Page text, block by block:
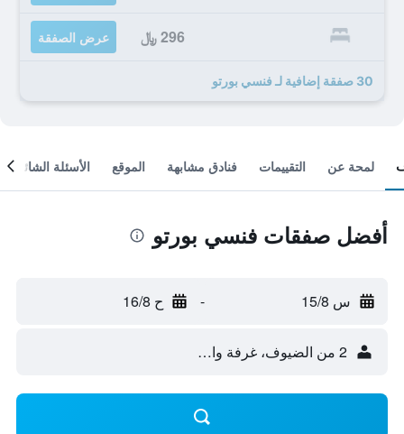
296 ﷼ عرض الصفقة
30 صفقة إضافية لـ فنسي بورتو
لمحة عن التقييمات فنادق مشابهة الموقع الأسئلة الشائعة
أفضل صفقات فنسي بورتو
س 15/8 - ح 16/8
2 من الضيوف، غرفة واحدة